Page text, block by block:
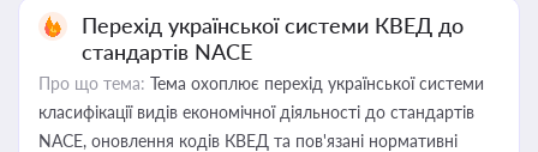
Перехід української системи КВЕД до
стандартів NACE
Про що тема: Тема охоплює перехід української системи
класифікації видів економічної діяльності до стандартів
NACE, оновлення кодів КВЕД та пов'язані нормативні